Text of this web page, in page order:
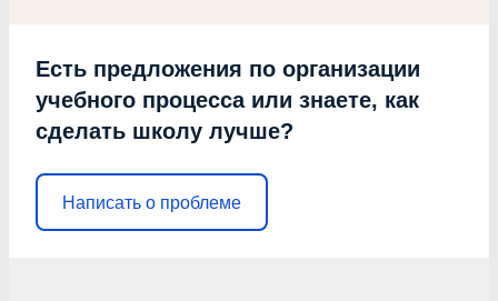
Есть предложения по организации
учебного процесса или знаете, как
сделать школу лучше?
Написать о проблеме